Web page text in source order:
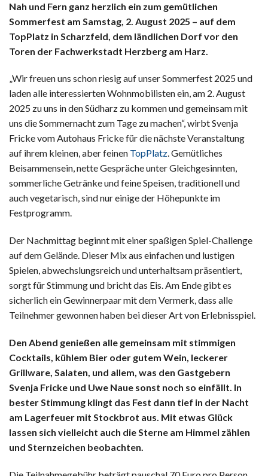
Nah und Fern ganz herzlich ein zum gemütlichen
Sommerfest am Samstag, 2. August 2025 – auf dem
TopPlatz in Scharzfeld , dem ländlichen Dorf vor den
Toren der Fachwerkstadt Herzberg am Harz.
„Wir freuen uns schon riesig auf unser Sommerfest 2025 und
laden alle interessierten Wohnmobilisten ein, am 2. August
2025 zu uns in den Südharz zu kommen und gemeinsam mit
uns die Sommernacht zum Tage zu machen“, wirbt Svenja
Fricke vom Autohaus Fricke für die nächste Veranstaltung
auf ihrem kleinen, aber feinen TopPlatz. Gemütliches
Beisammensein, nette Gespräche unter Gleichgesinnten,
sommerliche Getränke und feine Speisen, traditionell und
auch vegetarisch, sind nur einige der Höhepunkte im
Festprogramm.
Der Nachmittag beginnt mit einer spaßigen Spiel-Challenge
auf dem Gelände. Dieser Mix aus einfachen und lustigen
Spielen, abwechslungsreich und unterhaltsam präsentiert,
sorgt für Stimmung und bricht das Eis. Am Ende gibt es
sicherlich ein Gewinnerpaar mit dem Vermerk, dass alle
Teilnehmer gewonnen haben bei dieser Art von Erlebnisspiel.
Den Abend genießen alle gemeinsam mit stimmigen
Cocktails, kühlem Bier oder gutem Wein, leckerer
Grillware, Salaten, und allem, was den Gastgebern
Svenja Fricke und Uwe Naue sonst noch so einfällt. In
bester Stimmung klingt das Fest dann tief in der Nacht
am Lagerfeuer mit Stockbrot aus. Mit etwas Glück
lassen sich vielleicht auch die Sterne am Himmel zählen
und Sternzeichen beobachten.